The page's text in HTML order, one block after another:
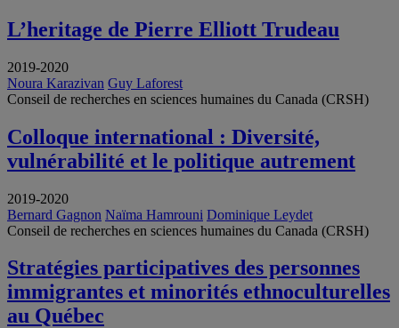
L’heritage de Pierre Elliott Trudeau
2019-2020
Noura Karazivan Guy Laforest
Conseil de recherches en sciences humaines du Canada (CRSH)
Colloque international : Diversité,
vulnérabilité et le politique autrement
2019-2020
Bernard Gagnon Naïma Hamrouni Dominique Leydet
Conseil de recherches en sciences humaines du Canada (CRSH)
Stratégies participatives des personnes
immigrantes et minorités ethnoculturelles
au Québec